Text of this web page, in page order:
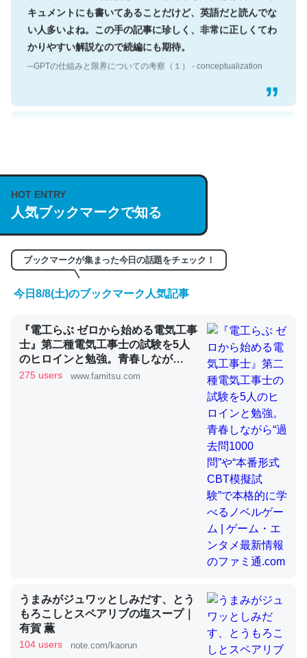
キュメントにも書いてあることだけど、英語だと読んでな
い人多いよね。この手の記事に珍しく、非常に正しくてわ
かりやすい解説なので続編にも期待。
─GPTの仕組みと限界についての考察（１） - conceptualization
https://isobe324649.hatenablog.com/entry/2023/03/27
/064121
─GPTの仕組みと限界についての考察（１） - conceptualization
くらい。小説でいう「ずっと前の伏線」は回収されないけ
ど、短期記憶というには多い分量。進化すればするほど分
かりやすく強くなりそう
─GPTの仕組みと限界についての考察（１） - conceptualization
昆虫ってカルシウム少ないのか。知らんかった。調べたら
コオロギのカルシウム分はエビの600分の1程度。
─ニュース :: 【研究発表】昆虫学の大問題＝「昆虫はなぜ海にいな
論文では「淡水はカルシウムも酸素も不足してて両方に不
利だから両方が拮抗してるのでは」とあって面白い。海に
いる鋏角類（カブトガニ・ウミグモ）はカルシウムを使わ
ずキチンを強化してる筈だが、酵素が違うのか？
HOT ENTRY
人気ブックマークで知る
ブックマークが集まった今日の話題をチェック！
今日8/8(土)のブックマーク人気記事
『電工らぶ ゼロから始める電気工事
士』第二種電気工事士の試験を5人
のヒロインと勉強。青春しなが
ら“過去問1000問”や“本番形式CBT
275 users www.famitsu.com
うまみがジュワッとしみだす、とう
もろこしとスペアリブの塩スープ｜
有賀 薫
104 users note.com/kaorun